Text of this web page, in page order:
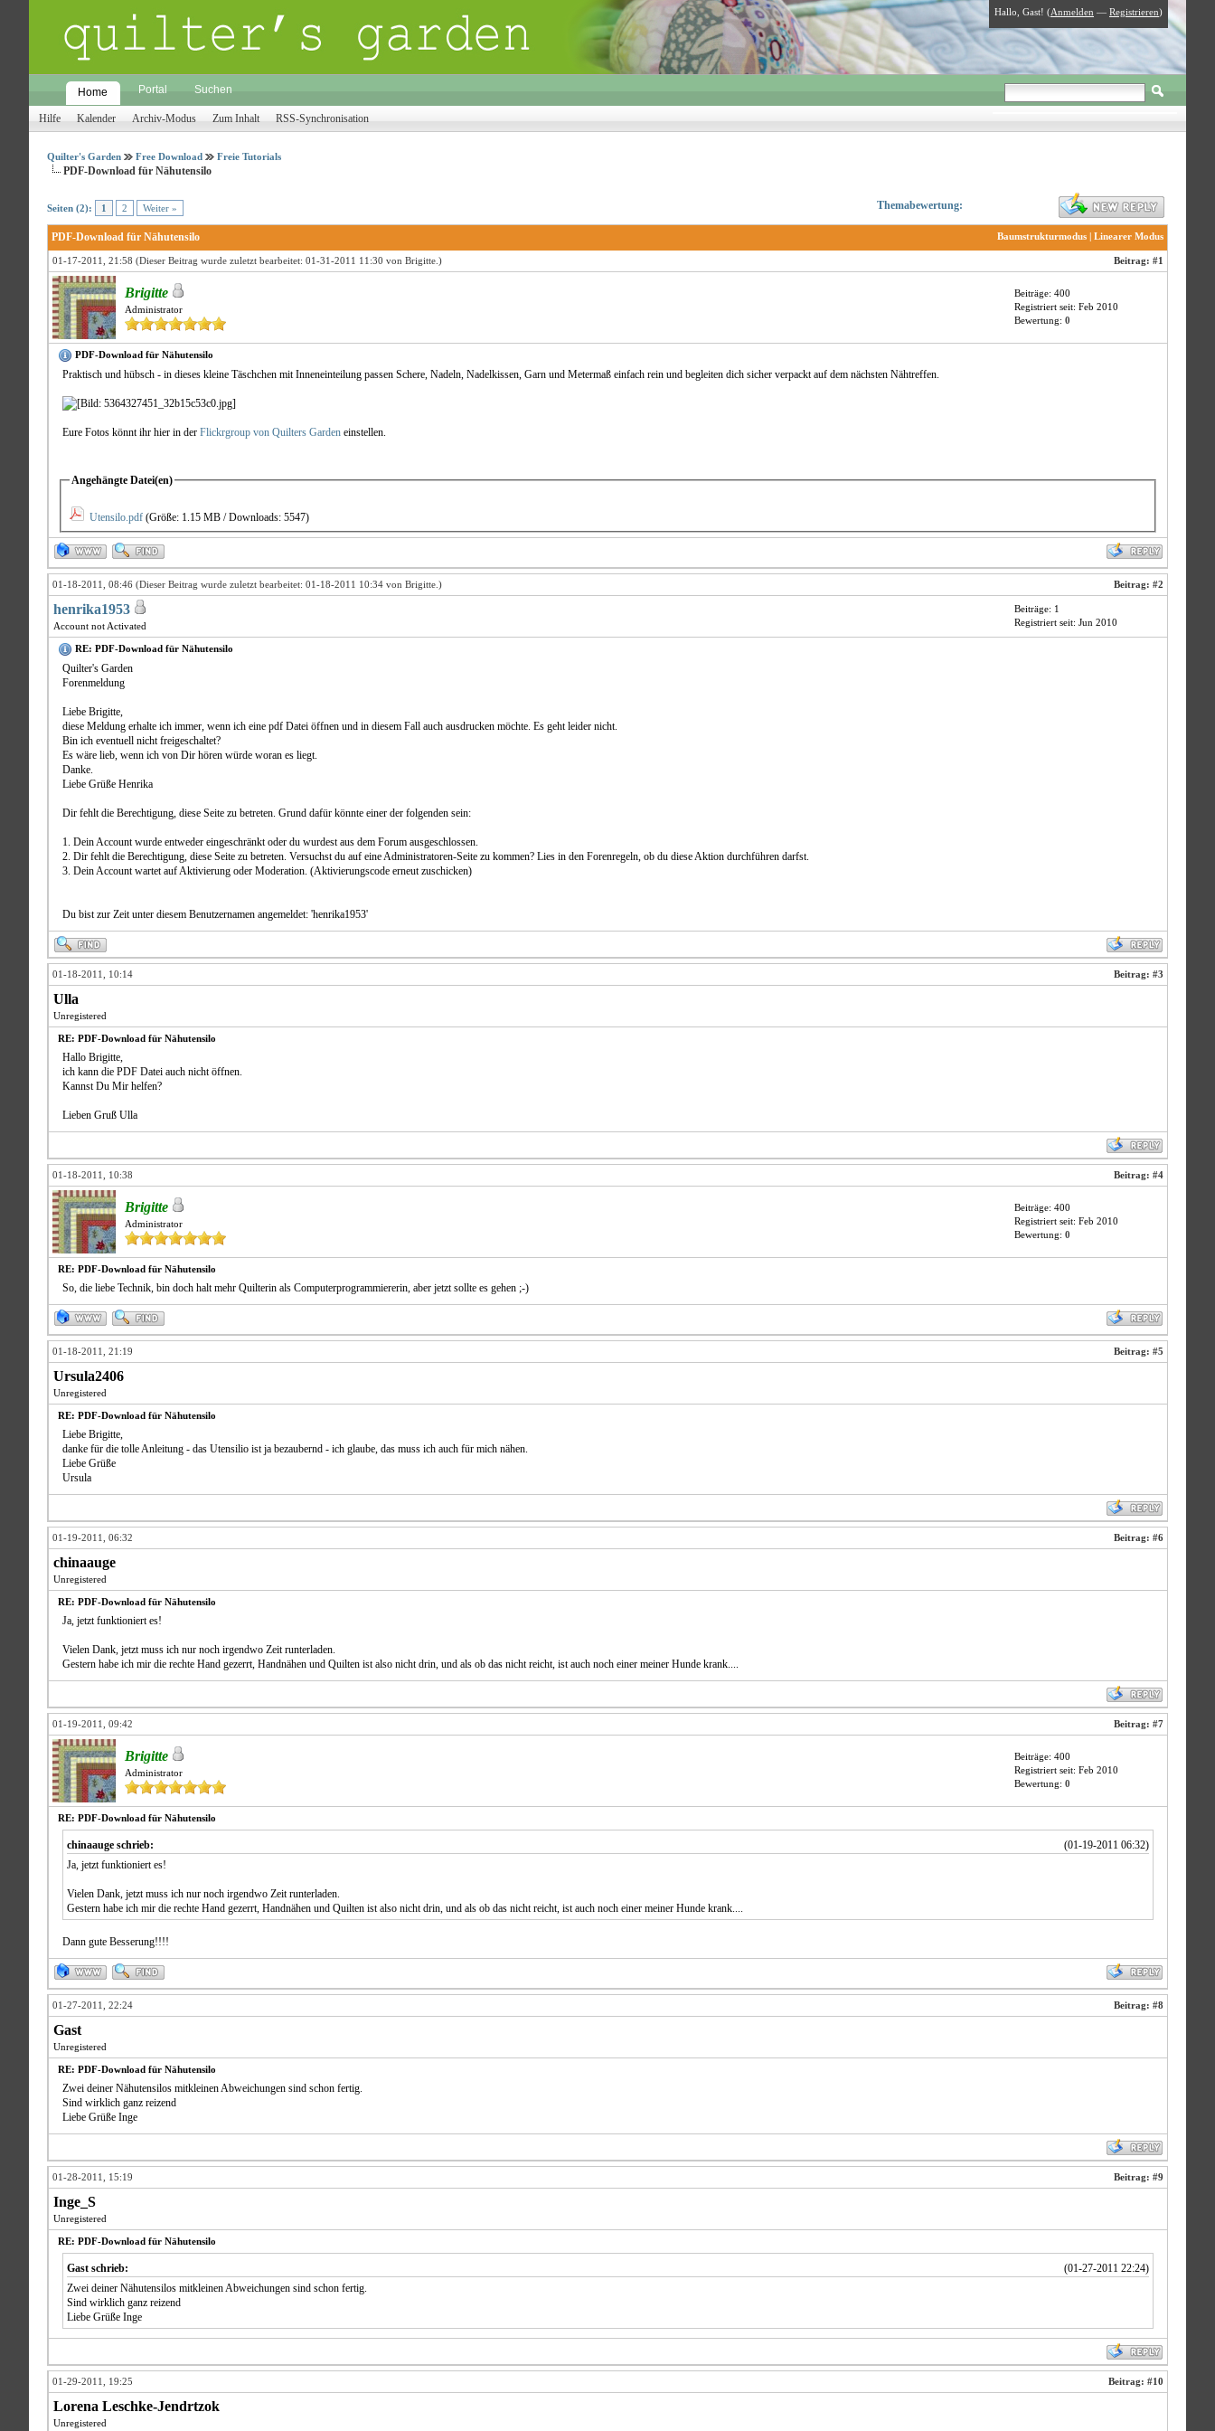
Hallo, Gast! (Anmelden — Registrieren)
Home Portal Suchen
Hilfe Kalender Archiv-Modus Zum Inhalt RSS-Synchronisation
Quilter's Garden Free Download Freie Tutorials
PDF-Download für Nähutensilo
Seiten (2): 1 2 Weiter » Themabewertung:
2 Bewertungen - 5 im Durchschnitt
1
2
3
4
5
Baumstrukturmodus | Linearer Modus
PDF-Download für Nähutensilo
01-17-2011, 21:58 (Dieser Beitrag wurde zuletzt bearbeitet: 01-31-2011 11:30 von Brigitte .) Beitrag: #1
Brigitte
Administrator
Beiträge: 400
Registriert seit: Feb 2010
Bewertung: 0
PDF-Download für Nähutensilo
Praktisch und hübsch - in dieses kleine Täschchen mit Inneneinteilung passen Schere, Nadeln, Nadelkissen, Garn und Metermaß einfach rein und begleiten dich sicher verpackt auf dem nächsten Nähtreffen.
Eure Fotos könnt ihr hier in der Flickrgroup von Quilters Garden einstellen.
Angehängte Datei(en)
Utensilo.pdf (Größe: 1.15 MB / Downloads: 5547)
01-18-2011, 08:46 (Dieser Beitrag wurde zuletzt bearbeitet: 01-18-2011 10:34 von Brigitte .) Beitrag: #2
henrika1953
Account not Activated
Beiträge: 1
Registriert seit: Jun 2010
RE: PDF-Download für Nähutensilo
Quilter's Garden
Forenmeldung
Liebe Brigitte,
diese Meldung erhalte ich immer, wenn ich eine pdf Datei öffnen und in diesem Fall auch ausdrucken möchte. Es geht leider nicht.
Bin ich eventuell nicht freigeschaltet?
Es wäre lieb, wenn ich von Dir hören würde woran es liegt.
Danke.
Liebe Grüße Henrika
Dir fehlt die Berechtigung, diese Seite zu betreten. Grund dafür könnte einer der folgenden sein:
1. Dein Account wurde entweder eingeschränkt oder du wurdest aus dem Forum ausgeschlossen.
2. Dir fehlt die Berechtigung, diese Seite zu betreten. Versuchst du auf eine Administratoren-Seite zu kommen? Lies in den Forenregeln, ob du diese Aktion durchführen darfst.
3. Dein Account wartet auf Aktivierung oder Moderation. (Aktivierungscode erneut zuschicken)
Du bist zur Zeit unter diesem Benutzernamen angemeldet: 'henrika1953'
01-18-2011, 10:14 Beitrag: #3
Ulla
Unregistered
RE: PDF-Download für Nähutensilo
Hallo Brigitte,
ich kann die PDF Datei auch nicht öffnen.
Kannst Du Mir helfen?
Lieben Gruß Ulla
01-18-2011, 10:38 Beitrag: #4
Brigitte
Administrator
Beiträge: 400
Registriert seit: Feb 2010
Bewertung: 0
RE: PDF-Download für Nähutensilo
So, die liebe Technik, bin doch halt mehr Quilterin als Computerprogrammiererin, aber jetzt sollte es gehen ;-)
01-18-2011, 21:19 Beitrag: #5
Ursula2406
Unregistered
RE: PDF-Download für Nähutensilo
Liebe Brigitte,
danke für die tolle Anleitung - das Utensilio ist ja bezaubernd - ich glaube, das muss ich auch für mich nähen.
Liebe Grüße
Ursula
01-19-2011, 06:32 Beitrag: #6
chinaauge
Unregistered
RE: PDF-Download für Nähutensilo
Ja, jetzt funktioniert es!
Vielen Dank, jetzt muss ich nur noch irgendwo Zeit runterladen.
Gestern habe ich mir die rechte Hand gezerrt, Handnähen und Quilten ist also nicht drin, und als ob das nicht reicht, ist auch noch einer meiner Hunde krank....
01-19-2011, 09:42 Beitrag: #7
Brigitte
Administrator
Beiträge: 400
Registriert seit: Feb 2010
Bewertung: 0
RE: PDF-Download für Nähutensilo
(01-19-2011 06:32)
chinaauge schrieb:
Ja, jetzt funktioniert es!
Vielen Dank, jetzt muss ich nur noch irgendwo Zeit runterladen.
Gestern habe ich mir die rechte Hand gezerrt, Handnähen und Quilten ist also nicht drin, und als ob das nicht reicht, ist auch noch einer meiner Hunde krank....
Dann gute Besserung!!!!
01-27-2011, 22:24 Beitrag: #8
Gast
Unregistered
RE: PDF-Download für Nähutensilo
Zwei deiner Nähutensilos mitkleinen Abweichungen sind schon fertig.
Sind wirklich ganz reizend
Liebe Grüße Inge
01-28-2011, 15:19 Beitrag: #9
Inge_S
Unregistered
RE: PDF-Download für Nähutensilo
(01-27-2011 22:24)
Gast schrieb:
Zwei deiner Nähutensilos mitkleinen Abweichungen sind schon fertig.
Sind wirklich ganz reizend
Liebe Grüße Inge
01-29-2011, 19:25 Beitrag: #10
Lorena Leschke-Jendrtzok
Unregistered